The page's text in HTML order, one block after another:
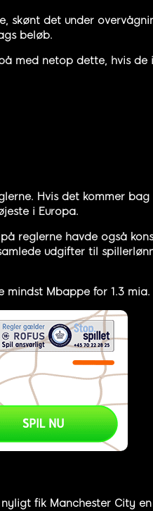
skønt det under
beløb.
med netop dette, hvis de
Hvis det kommer
i Europa.
reglerne havde også
udgifter til
Mbappe for 1.3 mia.
fik Manchester City